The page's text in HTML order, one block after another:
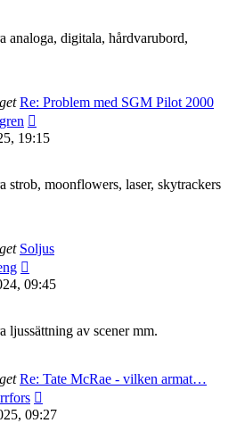
inlägget
analoga, digitala, hårdvarubord,
Re: Problem med SGM Pilot 2000
till
inlägget
19:15
strob, moonflowers, laser, skytrackers
Soljus
till
inlägget
09:45
ljussättning av scener mm.
Re: Tate McRae - vilken armat…
till
09:27